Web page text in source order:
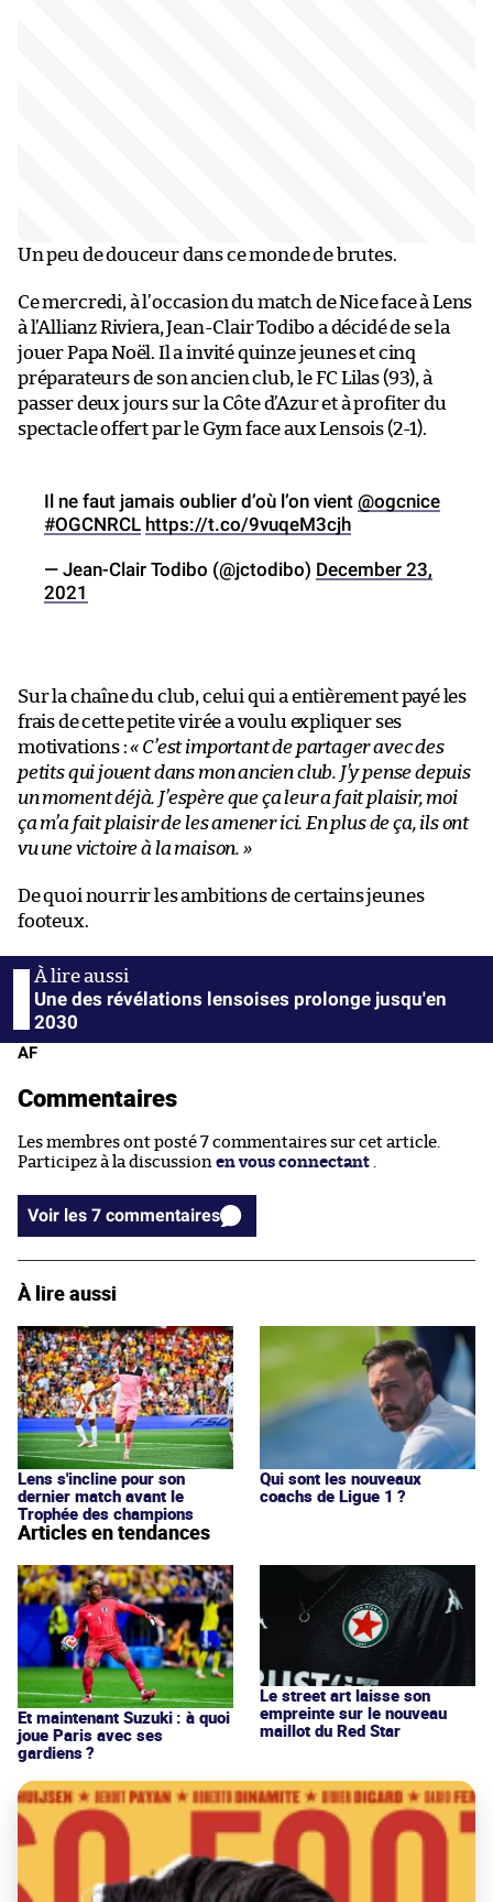
Un peu de douceur dans ce monde de brutes.
Ce mercredi, à l’occasion du match de Nice face à Lens
à l’Allianz Riviera, Jean-Clair Todibo a décidé de se la
jouer Papa Noël. Il a invité quinze jeunes et cinq
préparateurs de son ancien club, le FC Lilas (93), à
passer deux jours sur la Côte d’Azur et à profiter du
spectacle offert par le Gym face aux Lensois (2-1).
Il ne faut jamais oublier d’où l’on vient @ogcnice
#OGCNRCL https://t.co/9vuqeM3cjh
— Jean-Clair Todibo (@jctodibo) December 23,
2021
Sur la chaîne du club, celui qui a entièrement payé les
frais de cette petite virée a voulu expliquer ses
motivations :« C’est important de partager avec des
petits qui jouent dans mon ancien club. J’y pense depuis
un moment déjà. J’espère que ça leur a fait plaisir, moi
ça m’a fait plaisir de les amener ici. En plus de ça, ils ont
vu une victoire à la maison. »
De quoi nourrir les ambitions de certains jeunes
footeux.
Une des révélations lensoises prolonge jusqu'en
2030
AF
Commentaires
Les membres ont posté 7 commentaires sur cet article.
Participez à la discussion en vous connectant
Voir les 7 commentaires
À lire aussi
Lens s'incline pour son
dernier match avant le
Trophée des champions
Qui sont les nouveaux
coachs de Ligue 1 ?
Articles en tendances
Et maintenant Suzuki : à quoi
joue Paris avec ses
gardiens ?
Le street art laisse son
empreinte sur le nouveau
maillot du Red Star